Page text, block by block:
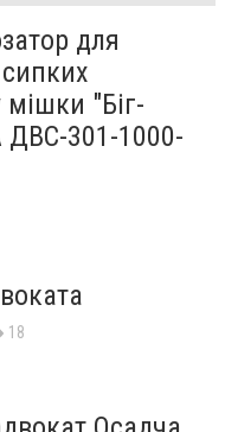
для
мішки "Біг-
ДВС-301-1000-
18